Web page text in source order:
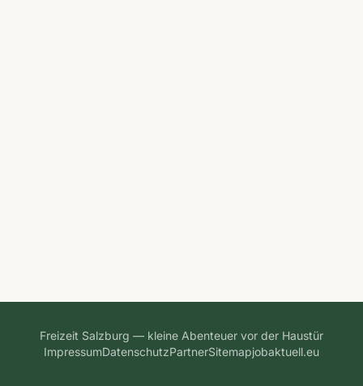
Freizeit Salzburg — kleine Abenteuer vor der Haustür
ImpressumDatenschutzPartnerSitemapjobaktuell.eu